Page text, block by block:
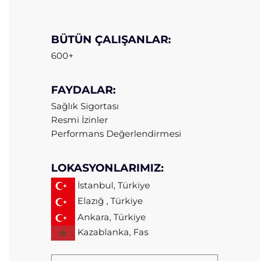
BÜTÜN ÇALIŞANLAR:
600+
FAYDALAR:
Sağlık Sigortası
Resmi İzinler
Performans Değerlendirmesi
LOKASYONLARIMIZ:
İstanbul, Türkiye
Elazığ , Türkiye
Ankara, Türkiye
Kazablanka, Fas